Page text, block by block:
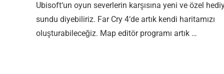
Ubisoft‘un oyun severlerin karşısına yeni ve özel
sundu diyebiliriz. Far Cry 4‘de artık kendi haritamızı
oluşturabileceğiz. Map editör programı artık …